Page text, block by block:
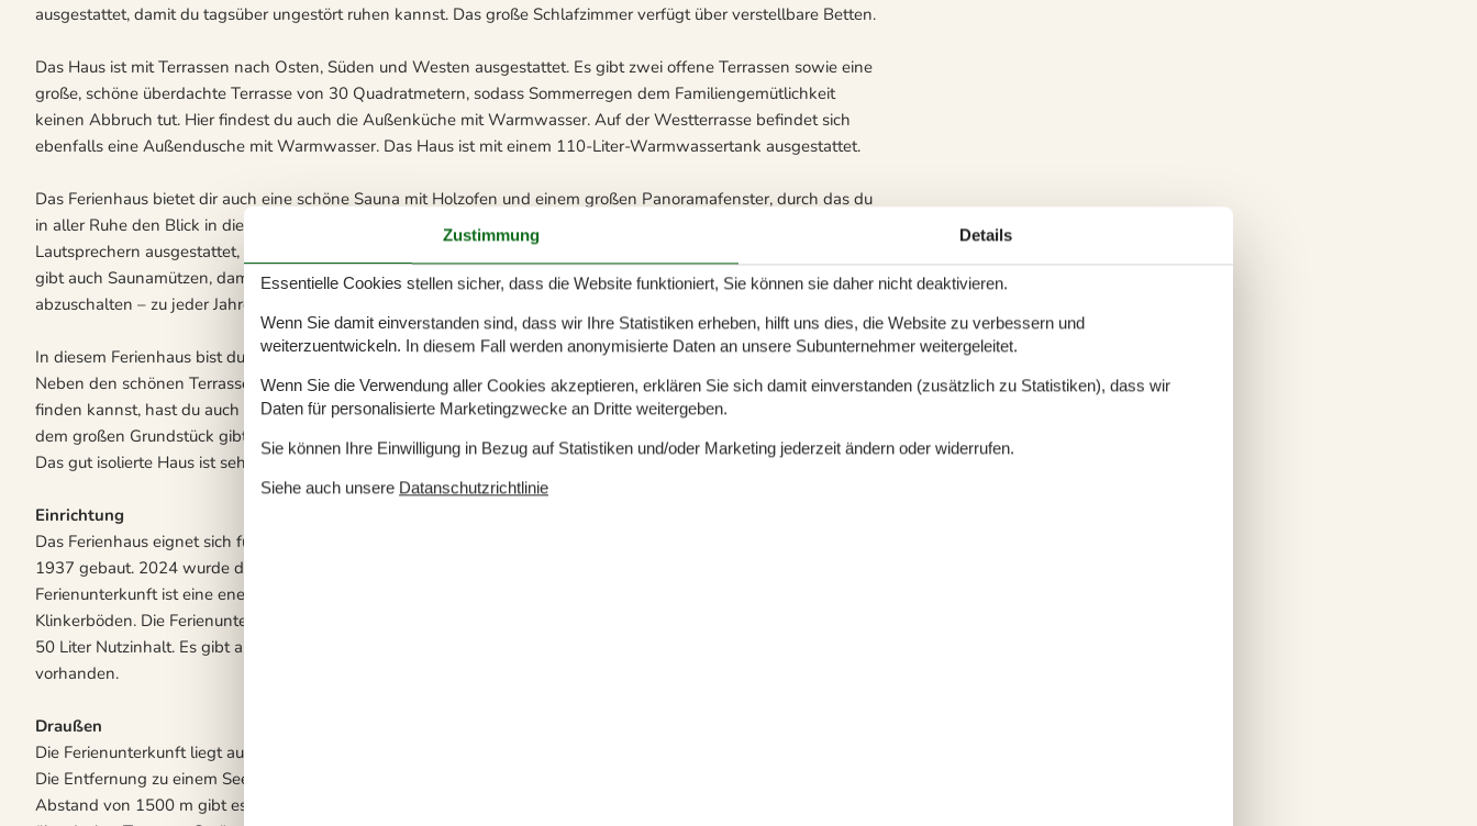
ausgestattet, damit du tagsüber ungestört ruhen kannst. Das große Schlafzimmer verfügt über verstellbare Betten.
Das Haus ist mit Terrassen nach Osten, Süden und Westen ausgestattet. Es gibt zwei offene Terrassen sowie eine
große, schöne überdachte Terrasse von 30 Quadratmetern, sodass Sommerregen dem Familiengemütlichkeit
keinen Abbruch tut. Hier findest du auch die Außenküche mit Warmwasser. Auf der Westterrasse befindet sich
ebenfalls eine Außendusche mit Warmwasser. Das Haus ist mit einem 110-Liter-Warmwassertank ausgestattet.
Das Ferienhaus bietet dir auch eine schöne Sauna mit Holzofen und einem großen Panoramafenster, durch das du
in aller Ruhe den Blick in die Natur genießen kannst. Die Sauna ist direkt mit dem Ferienhaus verbunden und mit
Lautsprechern ausgestattet, sodass du entspannende Musik hören kannst, während sich die Wärme ausbreitet. Es
gibt auch Saunamützen, damit du das volle Wohlfühlerlebnis genießen kannst. Ein idealer Ort, um vollkommen
abzuschalten – zu jeder Jahreszeit.
In diesem Ferienhaus bist du in der Nähe des Strandes, des Waldes und des geschäftigen Handels von Rønne.
Neben den schönen Terrassen, auf denen du immer einen windgeschützten oder sonnenbeschienenen Platz
finden kannst, hast du auch Zugang zu einer kleinen Windschutzhütte mit Feuerstelle auf dem Grundstück. Auf
dem großen Grundstück gibt es viel Platz zum Spielen und für Outdoor-Aktivitäten für Kinder und Junggebliebene.
Das gut isolierte Haus ist sehr energieeffizient. Dies ist wirklich ein Haus mit Seele und Charme.
Einrichtung
Das Ferienhaus eignet sich für 8 Personen. Die Ferienunterkunft hat eine Wohnfläche von 125 m² und wurde
1937 gebaut. 2024 wurde die Ferienunterkunft renoviert. Haustiere dürfen nicht mitgebracht werden. In der
Ferienunterkunft ist eine energiesparender Luft zu Luft Wärmepumpe installiert. Fußbodenheizung in allen
Klinkerböden. Die Ferienunterkunft ist mit Waschmaschine ausgestattet. Wäschetrockner. Tiefkühlmöglichkeit mit
50 Liter Nutzinhalt. Es gibt außerdem einen Kaminofen. Für die jüngsten Feriengäste ist 1 Kinderhochstuhl
vorhanden.
Draußen
Die Ferienunterkunft liegt auf einem 1500 m² großen Naturgrundstück. Die Entfernung zum Meer beträgt 320 m.
Die Entfernung zu einem See beträgt 1300 m. Die nächste Einkaufsmöglichkeit liegt 2600 m entfernt. In einem
Abstand von 1500 m gibt es einen Golfplatz. Es steht ein offenes Terrassenareal zur Verfügung. Außerdem gibt es
Zustimmung Details
Essentielle Cookies stellen sicher, dass die Website funktioniert, Sie können sie daher nicht deaktivieren.
Wenn Sie damit einverstanden sind, dass wir Ihre Statistiken erheben, hilft uns dies, die Website zu verbessern und
weiterzuentwickeln. In diesem Fall werden anonymisierte Daten an unsere Subunternehmer weitergeleitet.
Wenn Sie die Verwendung aller Cookies akzeptieren, erklären Sie sich damit einverstanden (zusätzlich zu Statistiken), dass wir
Daten für personalisierte Marketingzwecke an Dritte weitergeben.
Sie können Ihre Einwilligung in Bezug auf Statistiken und/oder Marketing jederzeit ändern oder widerrufen.
Siehe auch unsere Datanschutzrichtlinie